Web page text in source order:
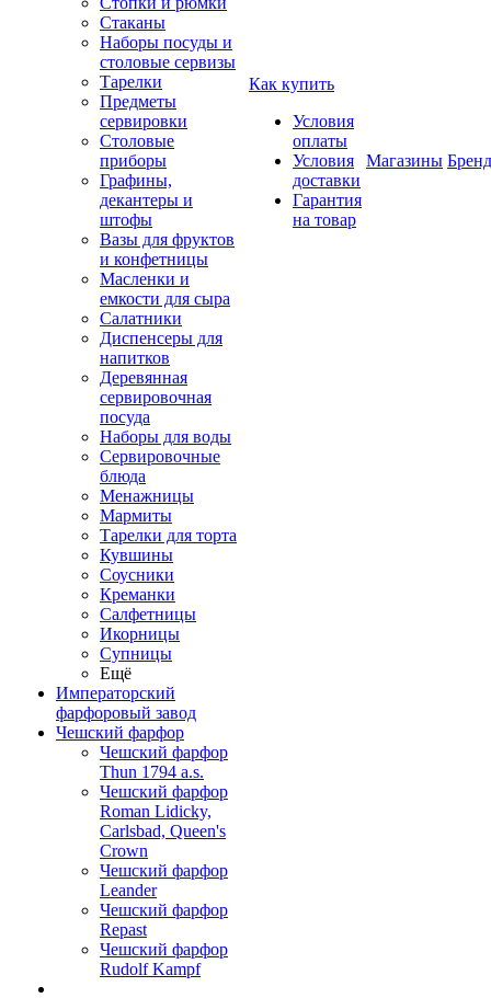
Стаканы
Наборы посуды и
столовые сервизы
Тарелки
Предметы
сервировки
Столовые
приборы
Графины,
декантеры и
штофы
Вазы для фруктов
и конфетницы
Масленки и
емкости для сыра
Салатники
Диспенсеры для
напитков
Деревянная
сервировочная
посуда
Наборы для воды
Сервировочные
блюда
Менажницы
Мармиты
Тарелки для торта
Кувшины
Соусники
Креманки
Салфетницы
Икорницы
Супницы
Ещё
Императорский
фарфоровый завод
Чешский фарфор
Чешский фарфор
Thun 1794 a.s.
Чешский фарфор
Roman Lidicky,
Carlsbad, Queen's
Crown
Чешский фарфор
Leander
Чешский фарфор
Repast
Чешский фарфор
Rudolf Kampf
Как купить
Условия
оплаты
Условия
доставки
Гарантия
на товар
Магазины